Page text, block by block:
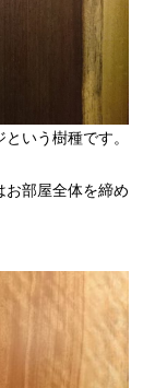
いう樹種です。
お部屋全体を締め